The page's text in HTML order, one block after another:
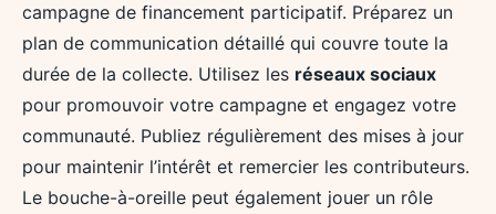
campagne de financement participatif. Préparez un
plan de communication détaillé qui couvre toute la
durée de la collecte. Utilisez les réseaux sociaux
pour promouvoir votre campagne et engagez votre
communauté. Publiez régulièrement des mises à jour
pour maintenir l’intérêt et remercier les contributeurs.
Le bouche-à-oreille peut également jouer un rôle